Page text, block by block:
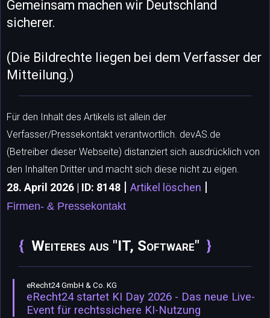
Gemeinsam machen wir Deutschland
sicherer.
(Die Bildrechte liegen bei dem Verfasser der
Mitteilung.)
Für den Inhalt des Artikels ist allein der
Verfasser/Pressekontakt verantwortlich. devAS.de
(Betreiber dieser Webseite) distanziert sich ausdrücklich von
den Inhalten Dritter und macht sich diese nicht zu eigen.
28. April 2026 | ID: 8148 Artikel löschen
Firmen- & Pressekontakt
Weiteres aus "IT, Software"
eRecht24 GmbH & Co. KG
eRecht24 startet KI Day 2026 - Das neue Live-
Event für rechtssichere KI-Nutzung